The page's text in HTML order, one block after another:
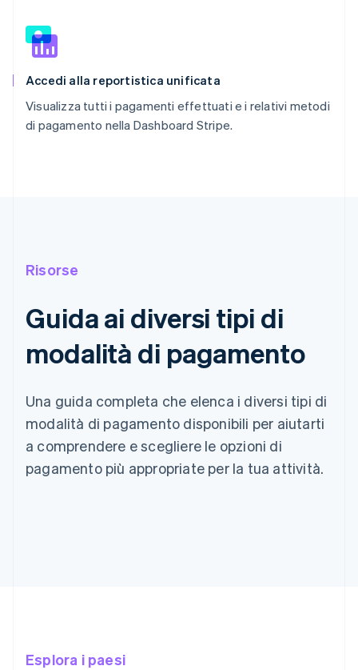
Accedi alla reportistica unificata
Visualizza tutti i pagamenti effettuati e i relativi metodi
di pagamento nella Dashboard Stripe.
Risorse
Guida ai diversi tipi di
modalità di pagamento
Una guida completa che elenca i diversi tipi di
modalità di pagamento disponibili per aiutarti
a comprendere e scegliere le opzioni di
pagamento più appropriate per la tua attività.
Esplora i paesi